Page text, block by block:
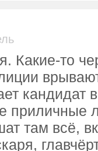
Какие-то
кандидат
приличные
там всё,